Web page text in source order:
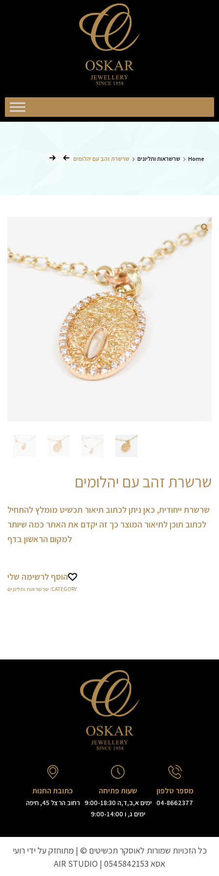
תכשיטים
Home שרשראות ותליונים שרשרת זהב עם יהלומים
שרשרת זהב עם יהלומים
שרשרת ייחודית, כאן ניתן לכתוב תיאור תכשיט מומלץ להתחיל
לכתוב תוכן לתיאור המוצר כך זה יקדם את האתר כמה שיותר
למקום הראשון בדף
הוסף לרשימה שלי
CATEGORY: שרשראות ותליונים
מספר טלפון
04-8662377
שעות פתיחה
ימים א,ב,ד,ה 9:00-18:30
ימים ג, ו 9:00-14:00
כתובת החנות
רחוב הרצל 45, חיפה
כל הזכויות שמורות לאוסקר תכשיטים © | מתוחזק על ידי רועי
אסא
AIR STUDIO | 0545842153